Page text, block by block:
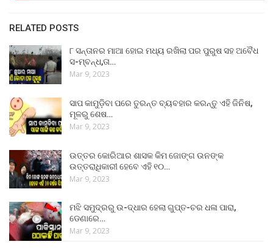
RELATED POSTS
୮ ସନ୍ତାନର ମାଆ ହୋଇ ମଧ୍ୟ ରଖିଲା ପର ପୁରୁଷ ସହ ଅବୈଧ
ସ-ମ୍ବନ୍ଧ,ତା…
Mar 9, 2023
ସାପ କାମୁଡ଼ିବା ପରେ ତୁରନ୍ତ ବ୍ୟବହାର କରନ୍ତୁ ଏହି ଜିନିଷ,
ମୂଳରୁ ଶେଷ…
Mar 9, 2023
ଉତ୍ତର କୋରିଆର ଶାସକ କିମ ଜୋଙ୍ଗ ଉନଙ୍କ
ଉତ୍ତରାଧିକାରୀ ହେବେ ଏହି ୧୦…
Mar 9, 2023
ମଝି ସମୁଦ୍ରରୁ ଉ-ଦ୍ଧାର ହେଲା ଗୁପ୍ତ-ଚର ଧଳା ପାରା,
ଡେଣାରେ…
Mar 9, 2023